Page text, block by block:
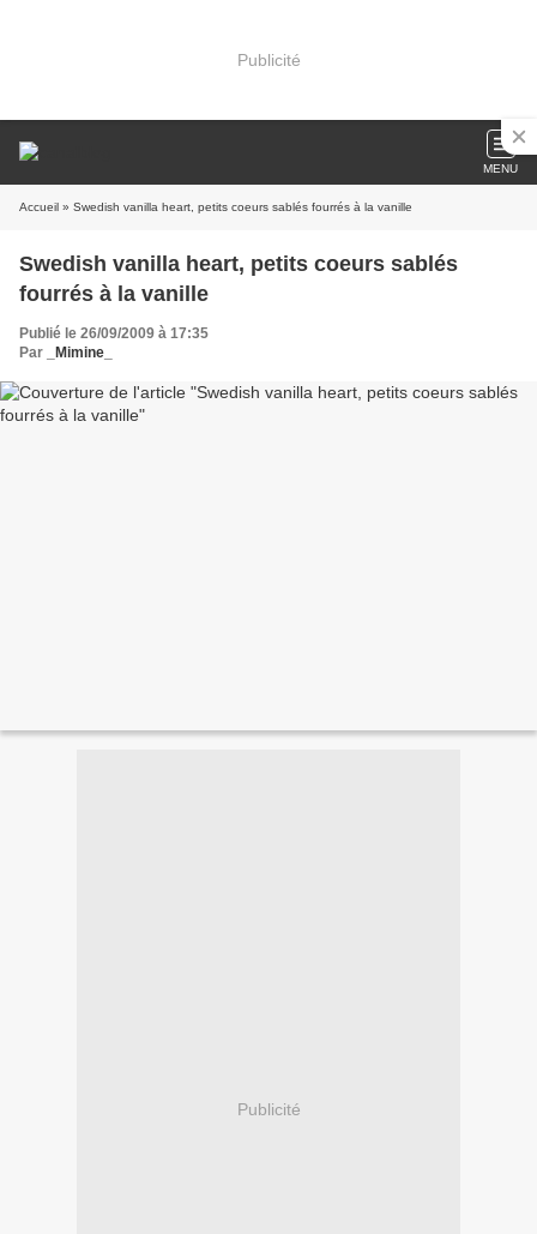
Publicité
MENU
Accueil » Swedish vanilla heart, petits coeurs sablés fourrés à la vanille
Swedish vanilla heart, petits coeurs sablés
fourrés à la vanille
Publié le 26/09/2009 à 17:35
Par
_Mimine_
Publicité